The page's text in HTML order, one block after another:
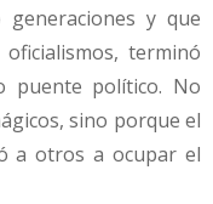
y que
terminó
puente político. No
sino porque el
a otros a ocupar el